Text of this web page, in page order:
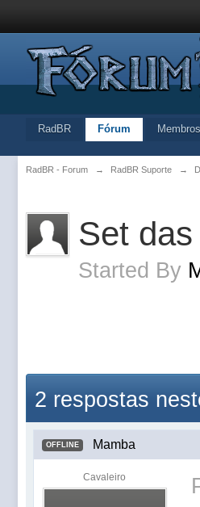
RadBR Fórum Membros
RadBR - Forum → RadBR Suporte →
Set
Started By
2 respostas
OFFLINE Mamba
Cavaleiro